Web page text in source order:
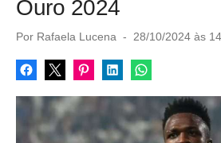
Ouro 2024
Por Rafaela Lucena
P
s
t
d
o
n
28/10/2024 às